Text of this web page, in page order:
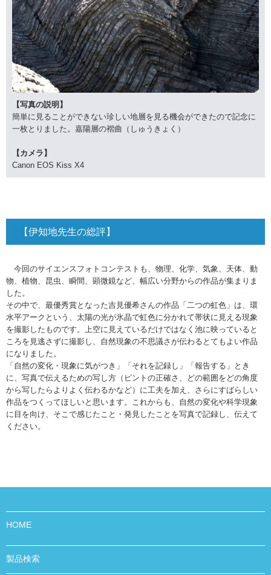
【写真の説明】
簡単に見ることができない珍しい地層を見る機会ができたので記念に
一枚とりました。嘉陽層の褶曲（しゅうきょく）
【カメラ】
Canon EOS Kiss X4
【伊知地先生の総評】
今回のサイエンスフォトコンテストも、物理、化学、気象、天体、動
物、植物、昆虫、瞬間、顕微鏡など、幅広い分野からの作品が集まりま
した。
その中で、最優秀賞となった吉見優希さんの作品「二つの虹色」は、環
水平アークという、太陽の光が氷晶で虹色に分かれて帯状に見える現象
を撮影したものです。上空に見えているだけではなく池に映っていると
ころを見逃さずに撮影し、自然現象の不思議さが伝わるとてもよい作品
になりました。
「自然の変化・現象に気がつき」「それを記録し」「報告する」とき
に、写真で伝えるための写し方（ピントの正確さ、どの範囲をどの角度
から写したらよりよく伝わるかなど）に工夫を加え、さらにすばらしい
作品をつくってほしいと思います。これからも、自然の変化や科学現象
に目を向け、そこで感じたこと・発見したことを写真で記録し、伝えて
ください。
HOME
製品検索